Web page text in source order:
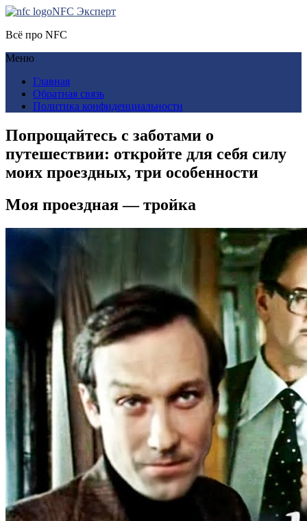
NFC Эксперт
Всё про NFC
Меню
Главная
Обратная связь
Политика конфиденциальности
Попрощайтесь с заботами о
путешествии: откройте для себя силу
моих проездных, три особенности
Моя проездная — тройка